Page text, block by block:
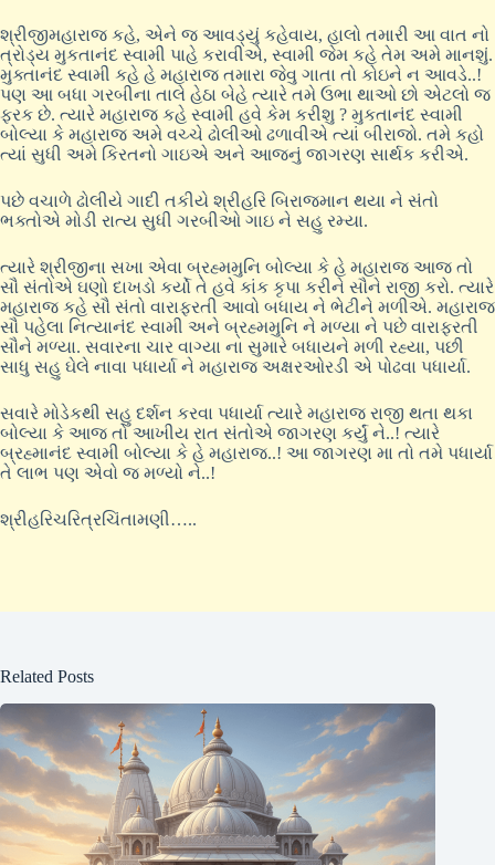
શ્રીજીમહારાજ કહે, એને જ આવડ્યું કહેવાય, હાલો તમારી આ વાત નો
ત્રોડ્ય મુકતાનંદ સ્વામી પાહે કરાવીએ, સ્વામી જેમ કહે તેમ અમે માનશું.
મુક્તાનંદ સ્વામી કહે હે મહારાજ તમારા જેવુ ગાતા તો કોઇને ન આવડે..!
પણ આ બધા ગરબીના તાલે હેઠા બેહે ત્યારે તમે ઉભા થાઓ છો એટલો જ
ફરક છે. ત્યારે મહારાજ કહે સ્વામી હવે કેમ કરીશુ ? મુકતાનંદ સ્વામી
બોલ્યા કે મહારાજ અમે વચ્ચે ઢોલીઓ ઢળાવીએ ત્યાં બીરાજો. તમે કહો
ત્યાં સુધી અમે કિરતનો ગાઇએ અને આજનું જાગરણ સાર્થક કરીએ.
પછે વચાળે ઢોલીયે ગાદી તકીયે શ્રીહરિ બિરાજમાન થયા ને સંતો
ભક્તોએ મોડી રાત્ય સુધી ગરબીઓ ગાઇ ને સહુ રમ્યા.
ત્યારે શ્રીજીના સખા એવા બ્રહ્મમુનિ બોલ્યા કે હે મહારાજ આજ તો
સૌ સંતોએ ઘણો દાખડો કર્યો તે હવે કાંક કૃપા કરીને સૌને રાજી કરો. ત્યારે
મહારાજ કહે સૌ સંતો વારાફરતી આવો બધાય ને ભેટીને મળીએ. મહારાજ
સૌ પહેલા નિત્યાનંદ સ્વામી અને બ્રહ્મમુનિ ને મળ્યા ને પછે વારાફરતી
સૌને મળ્યા. સવારના ચાર વાગ્યા ના સુમારે બધાયને મળી રહ્યા, પછી
સાધુ સહુ ઘેલે નાવા પધાર્યા ને મહારાજ અક્ષરઓરડી એ પોઢવા પધાર્યા.
સવારે મોડેકથી સહુ દર્શન કરવા પધાર્યા ત્યારે મહારાજ રાજી થતા થકા
બોલ્યા કે આજ તો આખીય રાત સંતોએ જાગરણ કર્યું ને..! ત્યારે
બ્રહ્માનંદ સ્વામી બોલ્યા કે હે મહારાજ..! આ જાગરણ મા તો તમે પધાર્યા
તે લાભ પણ એવો જ મળ્યો ને..!
શ્રીહરિચરિત્રચિંતામણી…..
Related Posts